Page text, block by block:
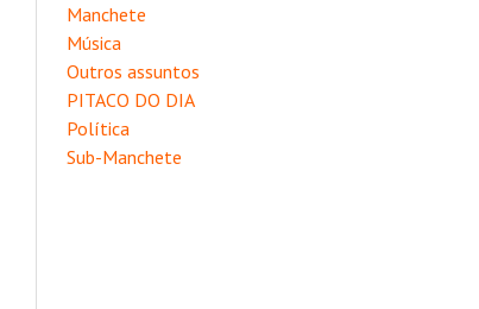
Manchete
Música
Outros assuntos
PITACO DO DIA
Política
Sub-Manchete